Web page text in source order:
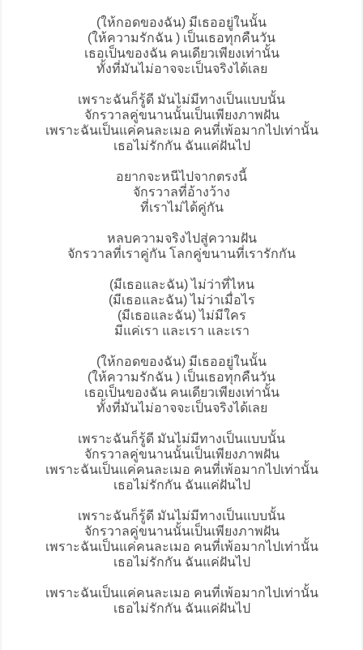
(ให้กอดของฉัน) มีเธออยู่ในนั้น
(ให้ความรักฉัน ) เป็นเธอทุกคืนวัน
เธอเป็นของฉัน คนเดียวเพียงเท่านั้น
ทั้งที่มันไม่อาจจะเป็นจริงได้เลย
เพราะฉันก็รู้ดี มันไม่มีทางเป็นแบบนั้น
จักรวาลคู่ขนานนั้นเป็นเพียงภาพฝัน
เพราะฉันเป็นแค่คนละเมอ คนที่เพ้อมากไปเท่านั้น
เธอไม่รักกัน ฉันแค่ฝันไป
อยากจะหนีไปจากตรงนี้
จักรวาลที่อ้างว้าง
ที่เราไม่ได้คู่กัน
หลบความจริงไปสู่ความฝัน
จักรวาลที่เราคู่กัน โลกคู่ขนานที่เรารักกัน
(มีเธอและฉัน) ไม่ว่าที่ไหน
(มีเธอและฉัน) ไม่ว่าเมื่อไร
(มีเธอและฉัน) ไม่มีใคร
มีแค่เรา และเรา และเรา
(ให้กอดของฉัน) มีเธออยู่ในนั้น
(ให้ความรักฉัน ) เป็นเธอทุกคืนวัน
เธอเป็นของฉัน คนเดียวเพียงเท่านั้น
ทั้งที่มันไม่อาจจะเป็นจริงได้เลย
เพราะฉันก็รู้ดี มันไม่มีทางเป็นแบบนั้น
จักรวาลคู่ขนานนั้นเป็นเพียงภาพฝัน
เพราะฉันเป็นแค่คนละเมอ คนที่เพ้อมากไปเท่านั้น
เธอไม่รักกัน ฉันแค่ฝันไป
เพราะฉันก็รู้ดี มันไม่มีทางเป็นแบบนั้น
จักรวาลคู่ขนานนั้นเป็นเพียงภาพฝัน
เพราะฉันเป็นแค่คนละเมอ คนที่เพ้อมากไปเท่านั้น
เธอไม่รักกัน ฉันแค่ฝันไป
เพราะฉันเป็นแค่คนละเมอ คนที่เพ้อมากไปเท่านั้น
เธอไม่รักกัน ฉันแค่ฝันไป